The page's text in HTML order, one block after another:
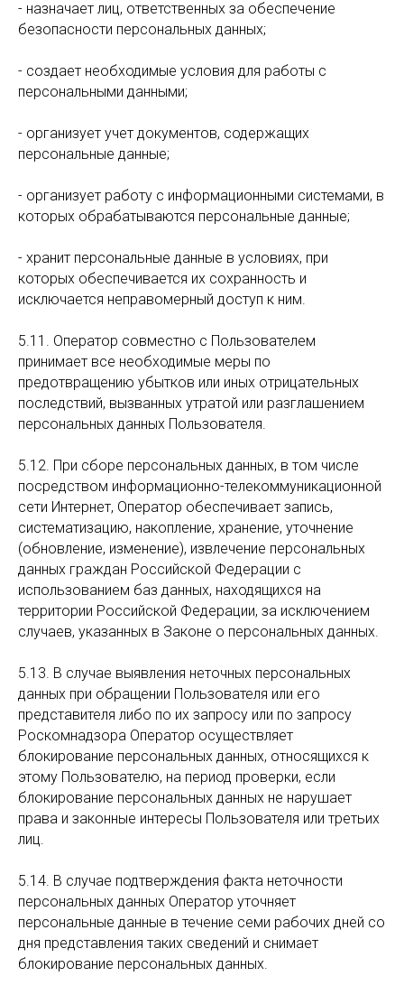
- назначает лиц, ответственных за обеспечение
безопасности персональных данных;
- создает необходимые условия для работы с
персональными данными;
- организует учет документов, содержащих
персональные данные;
- организует работу с информационными системами, в
которых обрабатываются персональные данные;
- хранит персональные данные в условиях, при
которых обеспечивается их сохранность и
исключается неправомерный доступ к ним.
5.11. Оператор совместно с Пользователем
принимает все необходимые меры по
предотвращению убытков или иных отрицательных
последствий, вызванных утратой или разглашением
персональных данных Пользователя.
5.12. При сборе персональных данных, в том числе
посредством информационно-телекоммуникационной
сети Интернет, Оператор обеспечивает запись,
систематизацию, накопление, хранение, уточнение
(обновление, изменение), извлечение персональных
данных граждан Российской Федерации с
использованием баз данных, находящихся на
территории Российской Федерации, за исключением
случаев, указанных в Законе о персональных данных.
5.13. В случае выявления неточных персональных
данных при обращении Пользователя или его
представителя либо по их запросу или по запросу
Роскомнадзора Оператор осуществляет
блокирование персональных данных, относящихся к
этому Пользователю, на период проверки, если
блокирование персональных данных не нарушает
права и законные интересы Пользователя или третьих
лиц.
5.14. В случае подтверждения факта неточности
персональных данных Оператор уточняет
персональные данные в течение семи рабочих дней со
дня представления таких сведений и снимает
блокирование персональных данных.